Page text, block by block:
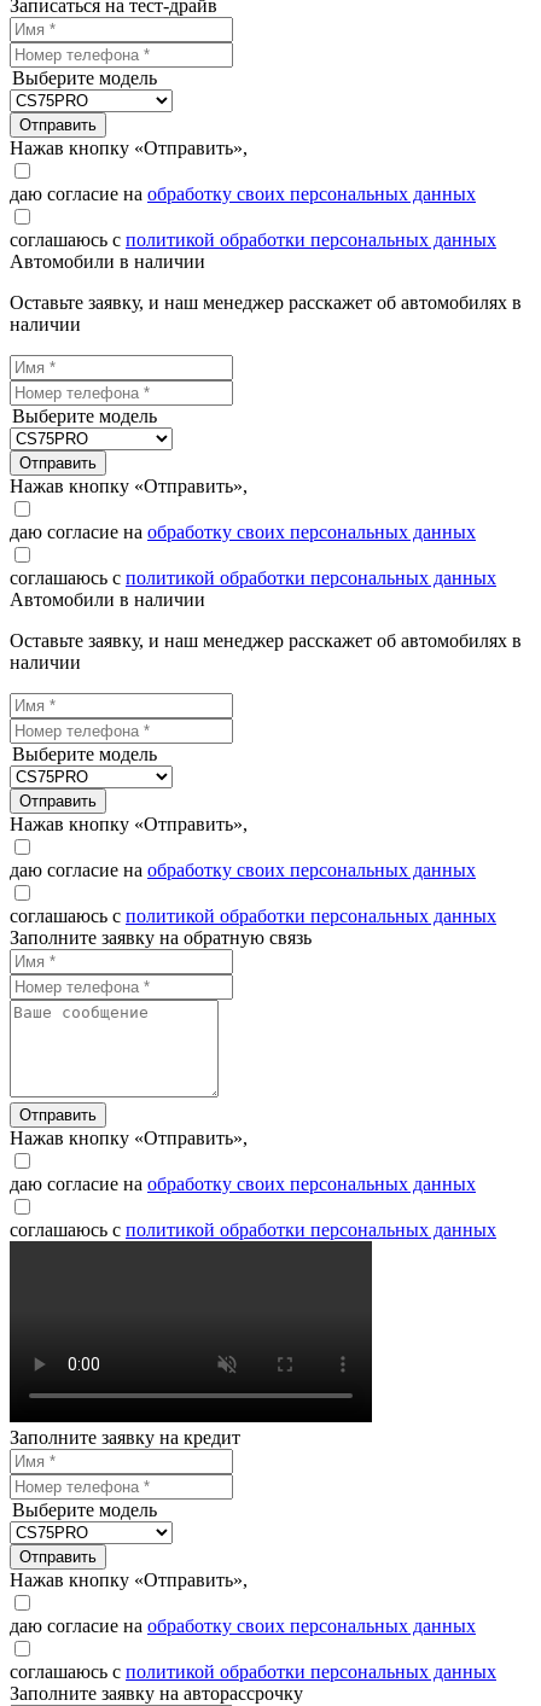
Записаться на тест-драйв
Выберите модель
Отправить
Нажав кнопку «Отправить»,
даю согласие на обработку своих персональных данных
соглашаюсь с политикой обработки персональных данных
Автомобили в наличии
Оставьте заявку, и наш менеджер расскажет об автомобилях в
наличии
Выберите модель
Отправить
Нажав кнопку «Отправить»,
даю согласие на обработку своих персональных данных
соглашаюсь с политикой обработки персональных данных
Автомобили в наличии
Оставьте заявку, и наш менеджер расскажет об автомобилях в
наличии
Выберите модель
Отправить
Нажав кнопку «Отправить»,
даю согласие на обработку своих персональных данных
соглашаюсь с политикой обработки персональных данных
Заполните заявку на обратную связь
Отправить
Нажав кнопку «Отправить»,
даю согласие на обработку своих персональных данных
соглашаюсь с политикой обработки персональных данных
Заполните заявку на кредит
Выберите модель
Отправить
Нажав кнопку «Отправить»,
даю согласие на обработку своих персональных данных
соглашаюсь с политикой обработки персональных данных
Заполните заявку на авторассрочку